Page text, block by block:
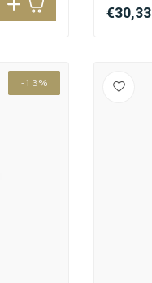
€30,33
-13%